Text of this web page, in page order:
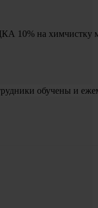
10% на химчистку
обучены и